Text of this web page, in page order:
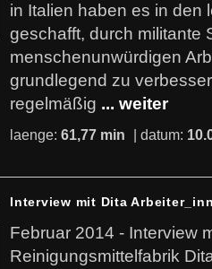
in Italien haben es in den
geschafft, durch militante
menschenunwürdigen
grundlegend zu
regelmäßig ... weiter
laenge: 61,77 min | datum:
Interview mit Dita
Februar 2014 - Interview
Reinigungsmittelfabrik